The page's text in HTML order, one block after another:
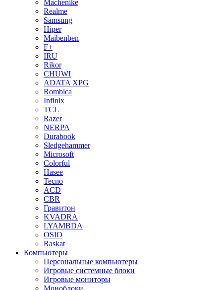
Machenike
Realme
Samsung
Hiper
Maibenben
F+
IRU
Rikor
CHUWI
ADATA XPG
Rombica
Infinix
TCL
Razer
NERPA
Durabook
Sledgehammer
Microsoft
Colorful
Hasee
Tecno
ACD
CBR
Гравитон
KVADRA
LYAMBDA
OSIO
Raskat
Компьютеры
Персональные компьютеры
Игровые системные блоки
Игровые мониторы
Моноблоки